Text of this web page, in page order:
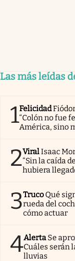
Las más leídas
1Felicidad
“Colón no fue
América, sino
2ViralIsaac
“Sin la caída
hubiera
3Truco Qué
rueda del
cómo actuar
4Alerta Se
Cuáles serán
lluvias